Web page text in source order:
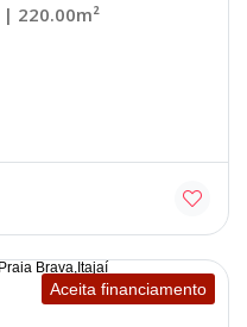
| 220.00m²
Aceita financiamento